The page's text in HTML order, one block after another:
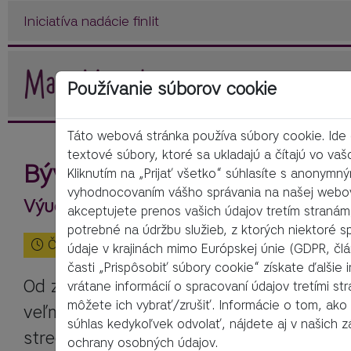
Iniciatíva nadácie finlit
Bývanie
Výučbový materiál na 90 minút
Čas čítania:3Minúty
Od začiatku ľudskej existencie bola
veľmi silná. Zatiaľ čo v dobe kamennej
strechu nad hlavou predovšetkým na
Používanie súborov cookie
Táto webová stránka používa súbory cookie. Ide
textové súbory, ktoré sa ukladajú a čítajú vo
Kliknutím na „Prijať všetko“ súhlasíte s
vyhodnocovaním vášho správania na našej
akceptujete prenos vašich údajov tretím
potrebné na údržbu služieb, z ktorých niektoré
údaje v krajinách mimo Európskej únie (GDPR,
časti „Prispôsobiť súbory cookie“ získate ďalšie
vrátane informácií o spracovaní údajov tretími
môžete ich vybrať/zrušiť. Informácie o tom, ako
súhlas kedykoľvek odvolať, nájdete aj v našich
ochrany osobných údajov.